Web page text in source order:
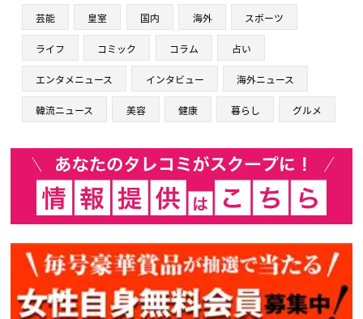
芸能 皇室 国内 海外 スポーツ
ライフ コミック コラム 占い
エンタメニュース インタビュー 海外ニュース
韓流ニュース 美容 健康 暮らし グルメ